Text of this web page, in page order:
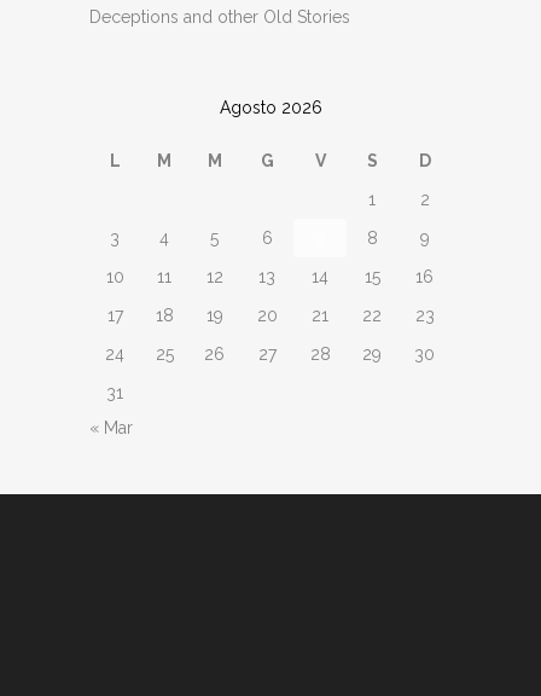
Deceptions and other Old Stories
Agosto 2026
L M M G V S
D
1
2
3
4 5 6 8
9
10
11 12 13 14 15
16
17
18 19 20 21 22
23
24
25 26 27 28 29
30
31
« Mar